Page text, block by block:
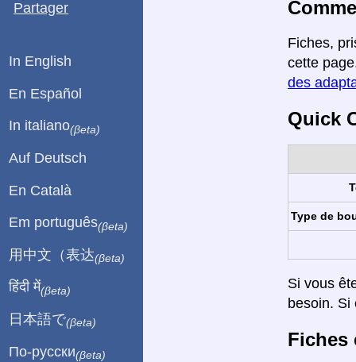
Fiches,
cette
des
Quick
Type de
Si vous
besoin. Si
Fiches
Partager
In English
En Español
In italiano(βeta)
Auf Deutsch
En Català
Em português(βeta)
用中文（表达(βeta)
हिंदी में(βeta)
日本語で(βeta)
По-русски(βeta)